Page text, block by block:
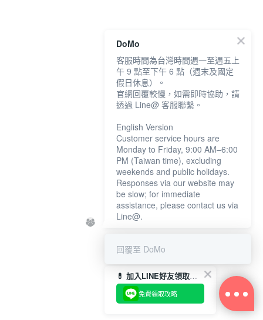
💊 加入LINE好友領取東京藥妝店攻略
免費領取攻略
DoMo
客服時間為台灣時間週一至週五上
午 9 點至下午 6 點（週末及國定
假日休息）。
官網回覆較慢，如需即時協助，請
透過 Line@ 客服聯繫。
English Version
Customer service hours are
Monday to Friday, 9:00 AM–6:00
PM (Taiwan time), excluding
weekends and public holidays.
Responses via our website may
be slow; for immediate
assistance, please contact us via
Line@.
回覆至 DoMo